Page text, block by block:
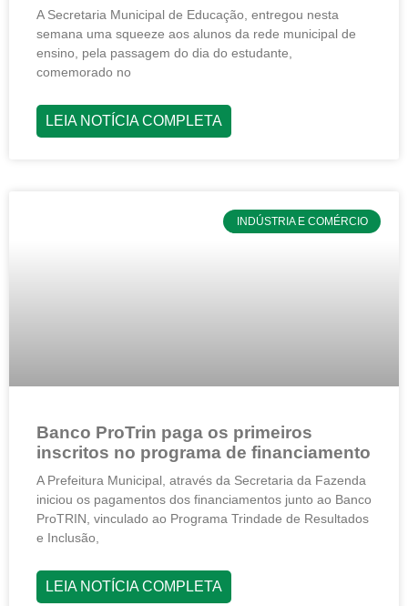
A Secretaria Municipal de Educação, entregou nesta
semana uma squeeze aos alunos da rede municipal de
ensino, pela passagem do dia do estudante,
comemorado no
LEIA NOTÍCIA COMPLETA
INDÚSTRIA E COMÉRCIO
Banco ProTrin paga os primeiros
inscritos no programa de financiamento
A Prefeitura Municipal, através da Secretaria da Fazenda
iniciou os pagamentos dos financiamentos junto ao Banco
ProTRIN, vinculado ao Programa Trindade de Resultados
e Inclusão,
LEIA NOTÍCIA COMPLETA